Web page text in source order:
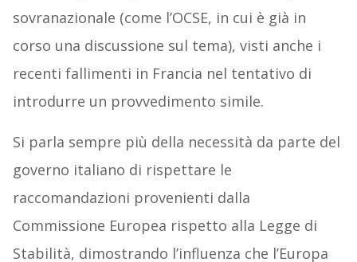
sovranazionale (come l’OCSE, in cui è già in
corso una discussione sul tema), visti anche i
recenti fallimenti in Francia nel tentativo di
introdurre un provvedimento simile.
Si parla sempre più della necessità da parte del
governo italiano di rispettare le
raccomandazioni provenienti dalla
Commissione Europea rispetto alla Legge di
Stabilità, dimostrando l’influenza che l’Europa